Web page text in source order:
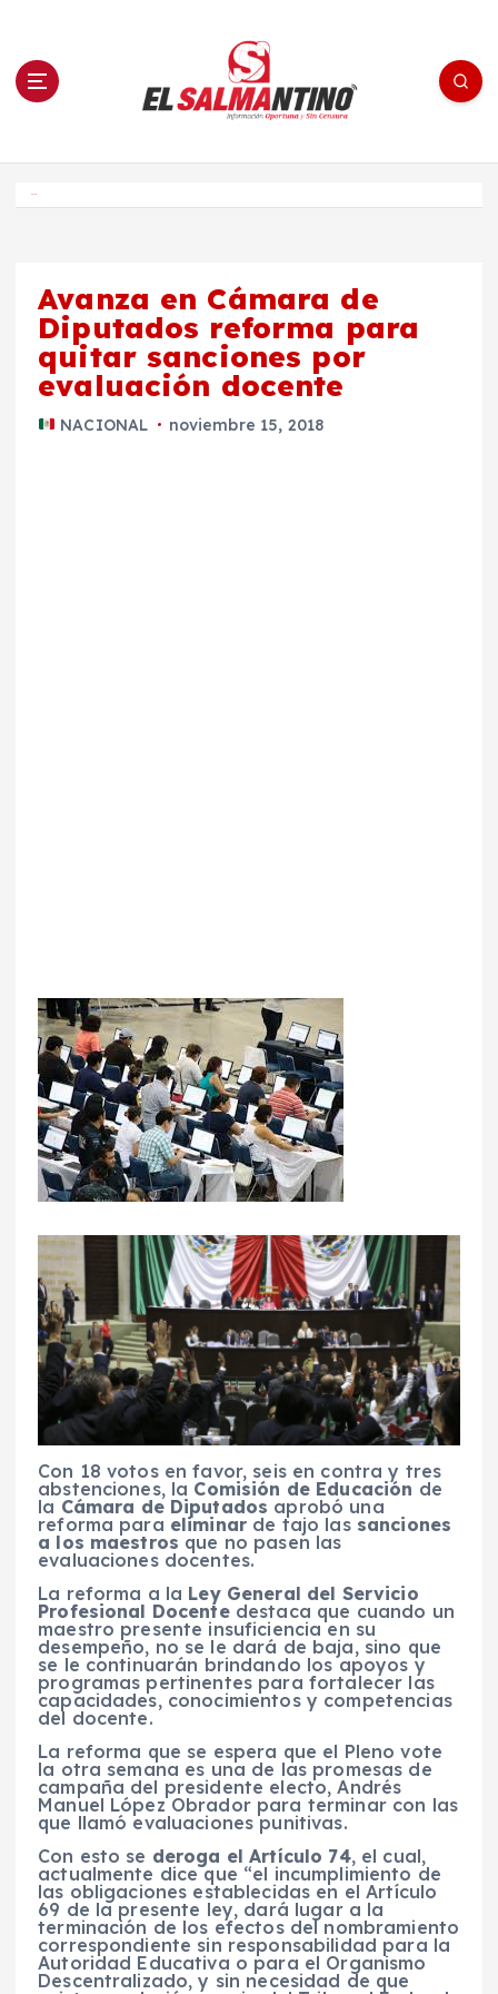
n El Salmantino - medios/noticias/editorial
Avanza en Cámara de
Diputados reforma para
quitar sanciones por
evaluación docente
NACIONAL noviembre 15, 2018
Con 18 votos en favor, seis en contra y tres
abstenciones, la Comisión de Educación de
la Cámara de Diputados aprobó una
reforma para eliminar de tajo lassanciones
a los maestros que no pasen las
evaluaciones docentes.
La reforma a la Ley General del Servicio
Profesional Docentedestaca que cuando un
maestro presente insuficiencia en su
desempeño, no se le dará de baja, sino que
se le continuarán brindando los apoyos y
programas pertinentes para fortalecer las
capacidades, conocimientos y competencias
del docente.
La reforma que se espera que el Pleno vote
la otra semana es una de las promesas de
campaña del presidente electo, Andrés
Manuel López Obrador para terminar con las
que llamó evaluaciones punitivas.
Con esto se deroga el Artículo 74, el cual,
actualmente dice que “el incumplimiento de
las obligaciones establecidas en el Artículo
69 de la presente ley, dará lugar a la
terminación de los efectos del nombramiento
correspondiente sin responsabilidad para la
Autoridad Educativa o para el Organismo
Descentralizado, y sin necesidad de que